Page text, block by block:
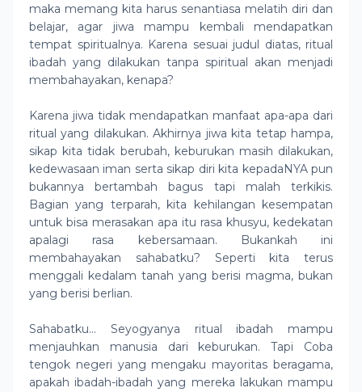
maka memang kita harus senantiasa melatih diri dan
belajar, agar jiwa mampu kembali mendapatkan
tempat spiritualnya. Karena sesuai judul diatas, ritual
ibadah yang dilakukan tanpa spiritual akan menjadi
membahayakan, kenapa?
Karena jiwa tidak mendapatkan manfaat apa-apa dari
ritual yang dilakukan. Akhirnya jiwa kita tetap hampa,
sikap kita tidak berubah, keburukan masih dilakukan,
kedewasaan iman serta sikap diri kita kepadaNYA pun
bukannya bertambah bagus tapi malah terkikis.
Bagian yang terparah, kita kehilangan kesempatan
untuk bisa merasakan apa itu rasa khusyu, kedekatan
apalagi rasa kebersamaan. Bukankah ini
membahayakan sahabatku? Seperti kita terus
menggali kedalam tanah yang berisi magma, bukan
yang berisi berlian.
Sahabatku… Seyogyanya ritual ibadah mampu
menjauhkan manusia dari keburukan. Tapi Coba
tengok negeri yang mengaku mayoritas beragama,
apakah ibadah-ibadah yang mereka lakukan mampu